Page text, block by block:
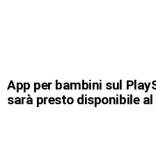
App per bambini sul
sarà presto disponibile